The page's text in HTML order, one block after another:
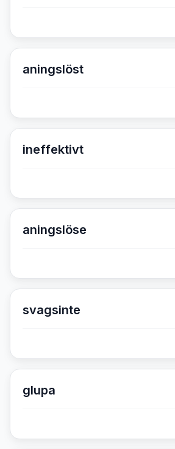
aningslöst
ineffektivt
aningslöse
svagsinte
glupa